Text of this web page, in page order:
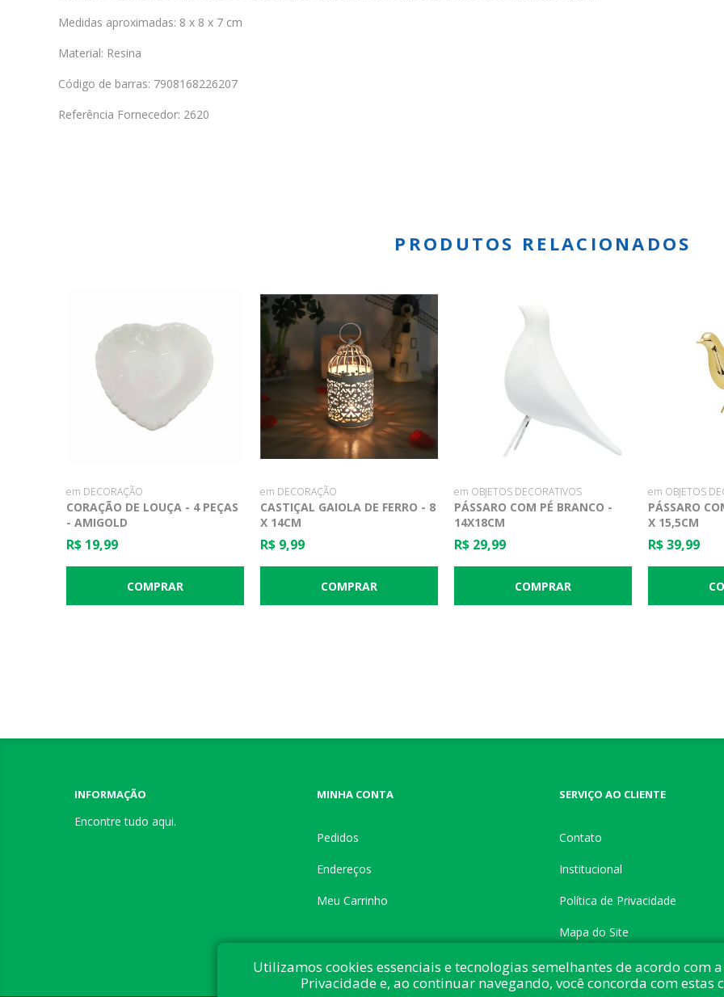
Medidas aproximadas: 8 x 8 x 7 cm
Material: Resina
Código de barras: 7908168226207
Referência Fornecedor: 2620
PRODUTOS RELACIONADOS
em DECORAÇÃO
CORAÇÃO DE LOUÇA - 4 PEÇAS
- AMIGOLD
R$ 19,99
em DECORAÇÃO
CASTIÇAL GAIOLA DE FERRO - 8
X 14CM
R$ 9,99
em OBJETOS DECORATIVOS
PÁSSARO COM PÉ BRANCO -
14X18CM
R$ 29,99
em OBJETOS
PÁSSARO
X 15,5CM
R$ 39,99
INFORMAÇÃO
Encontre tudo aqui.
MINHA CONTA
Pedidos
Endereços
Meu Carrinho
SERVIÇO AO CLIENTE
Contato
Institucional
Política de Privacidade
Mapa do Site
Utilizamos cookies essenciais e tecnologias semelhantes de acordo com
Privacidade e, ao continuar navegando, você concorda com estas